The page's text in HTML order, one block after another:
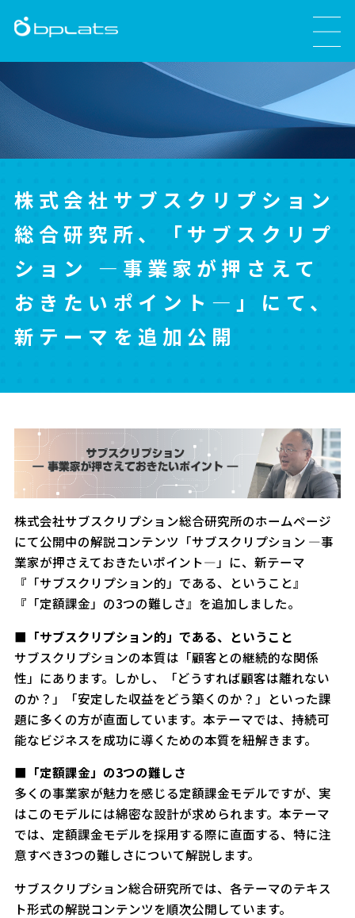
株式会社サブスクリプション
総合研究所、「サブスクリプ
ション ―事業家が押さえて
おきたいポイント―」にて、
新テーマを追加公開
株式会社サブスクリプション総合研究所のホームページ
にて公開中の解説コンテンツ「サブスクリプション ―事
業家が押さえておきたいポイント―」に、新テーマ
『「サブスクリプション的」である、ということ』
『「定額課金」の3つの難しさ』を追加しました。
■「サブスクリプション的」である、ということ
サブスクリプションの本質は「顧客との継続的な関係
性」にあります。しかし、「どうすれば顧客は離れない
のか？」「安定した収益をどう築くのか？」といった課
題に多くの方が直面しています。本テーマでは、持続可
能なビジネスを成功に導くための本質を紐解きます。
■「定額課金」の3つの難しさ
多くの事業家が魅力を感じる定額課金モデルですが、実
はこのモデルには綿密な設計が求められます。本テーマ
では、定額課金モデルを採用する際に直面する、特に注
意すべき3つの難しさについて解説します。
サブスクリプション総合研究所では、各テーマのテキス
ト形式の解説コンテンツを順次公開しています。